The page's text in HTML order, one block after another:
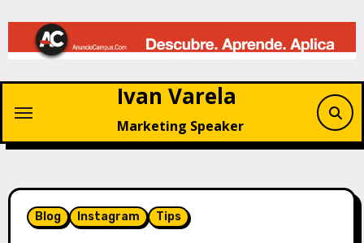
contenido
Ivan Varela
Marketing Speaker
Blog Instagram Tips